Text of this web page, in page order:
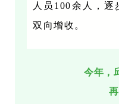
人员100余人，
双向增收。
今年，